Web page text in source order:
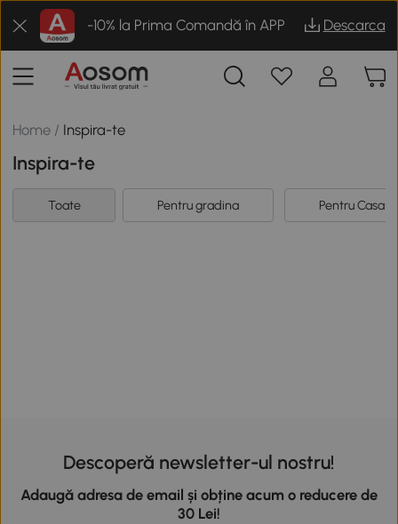
-10% la Prima Comandă în APP Descarca
Home / Inspira-te
Inspira-te
Toate Pentru gradina Pentru Casa
Descoperă newsletter-ul nostru!
Adaugă adresa de email și obține acum o reducere de
30 Lei!